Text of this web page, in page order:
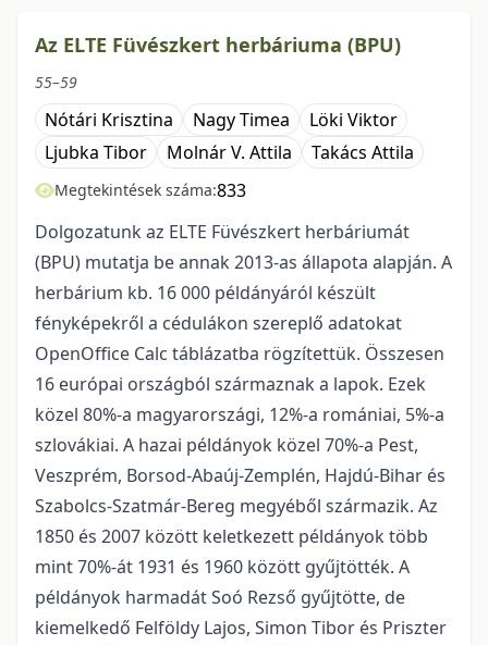
Az ELTE Füvészkert herbáriuma (BPU)
55–59
Nótári Krisztina Nagy Timea
Löki Viktor
Ljubka Tibor
Molnár V. Attila Takács Attila
Megtekintések száma:833
Dolgozatunk az ELTE Füvészkert herbáriumát
(BPU) mutatja be annak 2013-as állapota alapján. A
herbárium kb. 16 000 példányáról készült
fényképekről a cédulákon szereplő adatokat
OpenOffice Calc táblázatba rögzítettük. Összesen
16 európai országból származnak a lapok. Ezek
közel 80%-a magyarországi, 12%-a romániai, 5%-a
szlovákiai. A hazai példányok közel 70%-a Pest,
Veszprém, Borsod-Abaúj-Zemplén, Hajdú-Bihar és
Szabolcs-Szatmár-Bereg megyéből származik. Az
1850 és 2007 között keletkezett példányok több
mint 70%-át 1931 és 1960 között gyűjtötték. A
példányok harmadát Soó Rezső gyűjtötte, de
kiemelkedő Felföldy Lajos, Simon Tibor és Priszter